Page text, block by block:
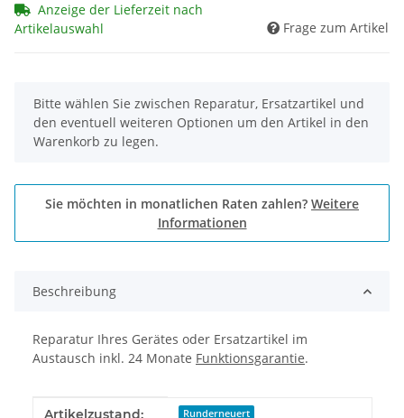
Anzeige der Lieferzeit nach
Artikelauswahl
Frage zum Artikel
x
Bitte wählen Sie zwischen Reparatur, Ersatzartikel und
den eventuell weiteren Optionen um den Artikel in den
Warenkorb zu legen.
Sie möchten in monatlichen Raten zahlen? Weitere
Informationen
Beschreibung
Reparatur Ihres Gerätes oder Ersatzartikel im
Austausch inkl. 24 Monate Funktionsgarantie.
Produkteigenschaft
Wert
Artikelzustand: Runderneuert